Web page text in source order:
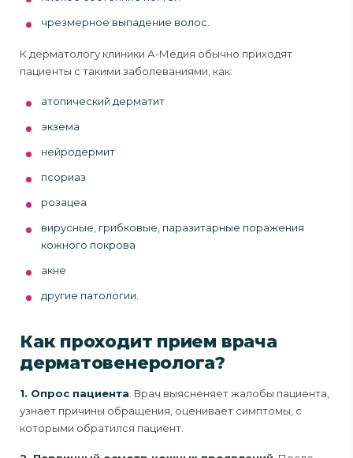
чрезмерное выпадение волос.
К дерматологу клиники А-Медия обычно приходят
пациенты с такими заболеваниями, как:
атопический дерматит
экзема
нейродермит
псориаз
розацеа
вирусные, грибковые, паразитарные поражения
кожного покрова
акне
другие патологии.
Как проходит прием врача
дерматовенеролога?
1. Опрос пациента . Врач выясненяет жалобы пациента,
узнает причины обращения, оценивает симптомы, с
которыми обратился пациент.